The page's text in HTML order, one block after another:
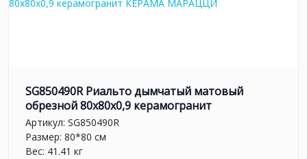
SG850490R Риальто дымчатый матовый
обрезной 80x80x0,9 керамогранит
Артикул: SG850490R
Размер: 80*80 см
Вес: 41.41 кг